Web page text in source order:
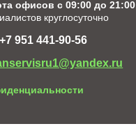
офисов с 09:00 до 21:00
круглосуточно
+7 951 441-90-56